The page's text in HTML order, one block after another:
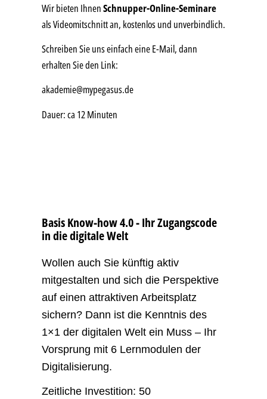
Wir bieten IhnenSchnupper-Online-Seminare
als Videomitschnitt an, kostenlos und unverbindlich.
Schreiben Sie uns einfach eine E-Mail, dann
erhalten Sie den Link:
akademie@mypegasus.de
Dauer: ca 12 Minuten
Basis Know-how 4.0 - Ihr Zugangscode
in die digitale Welt
Wollen auch Sie künftig aktiv
mitgestalten und sich die Perspektive
auf einen attraktiven Arbeitsplatz
sichern? Dann ist die Kenntnis des
1×1 der digitalen Welt ein Muss – Ihr
Vorsprung mit 6 Lernmodulen der
Digitalisierung.
Zeitliche Investition: 50